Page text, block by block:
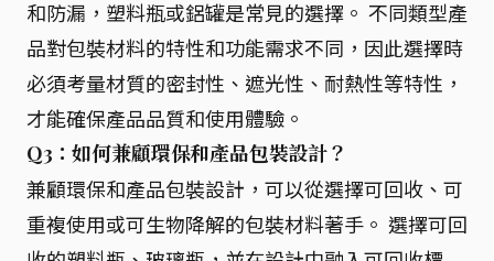
和防漏，塑料瓶或鋁罐是常見的選擇。 不同類型產
品對包裝材料的特性和功能需求不同，因此選擇時
必須考量材質的密封性、遮光性、耐熱性等特性，
才能確保產品品質和使用體驗。
Q3：如何兼顧環保和產品包裝設計？
兼顧環保和產品包裝設計，可以從選擇可回收、可
重複使用或可生物降解的包裝材料著手。 選擇可回